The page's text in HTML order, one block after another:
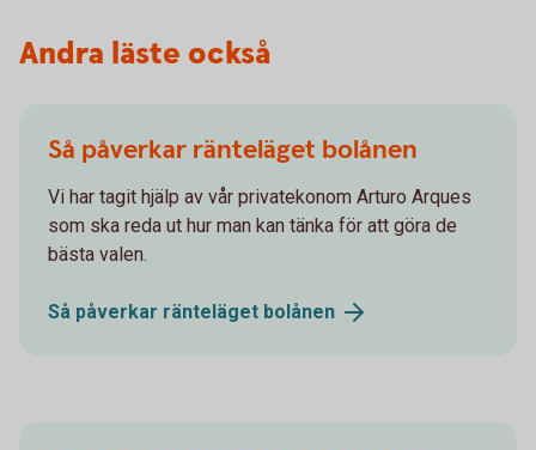
Andra läste också
Så påverkar ränteläget bolånen
Vi har tagit hjälp av vår privatekonom Arturo Arques
som ska reda ut hur man kan tänka för att göra de
bästa valen.
Så påverkar ränteläget bolånen